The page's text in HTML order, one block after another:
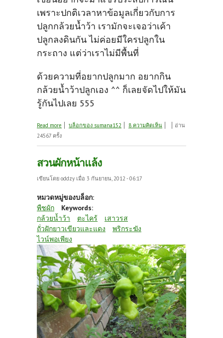
เพราะปกติเวลาหาข้อมูลเกี่ยวกับการ
ปลูกกล้วยน้ำว้า เรามักจะเจอว่าเค้า
ปลูกลงดินกัน ไม่ค่อยมีใครปลูกใน
กระถาง แต่ว่าเราไม่มีพื้นที่
ด้วยความที่อยากปลูกมาก อยากกิน
กล้วยน้ำว้าปลูกเอง ^^ ก็เลยจัดไปให้มัน
รู้กันไปเลย 555
Read more about กล้วยกระถาง
บล็อกของ sumana152 8 ความคิดเห็น
อ่าน
24567 ครั้ง
สวนผักหน้าแล้ง
เขียนโดย oddzy เมื่อ 3 กันยายน, 2012 - 06:17
หมวดหมู่ของบล็อก:
พืชผัก
Keywords:
กล้วยน้ำว้า
ตะไคร้
เสาวรส
ถั่วฝักยาวเขียวและแดง
พริกระฆัง
ไวน์พอเพียง